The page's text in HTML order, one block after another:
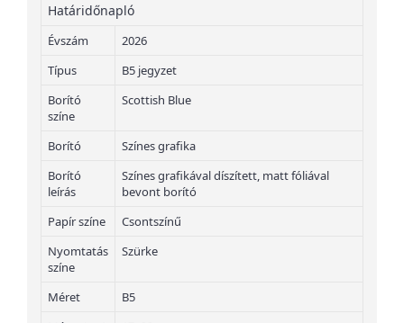
Határidőnapló
Évszám
2026
Típus
B5 jegyzet
Borító
színe
Scottish Blue
Borító
Színes grafika
Borító
leírás
Színes grafikával díszített, matt fóliával
bevont borító
Papír színe
Csontszínű
Nyomtatás
színe
Szürke
Méret
B5